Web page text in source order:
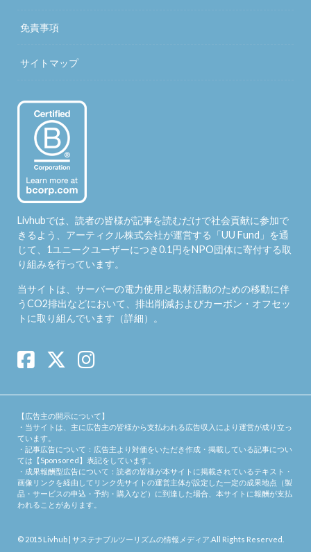
免責事項
サイトマップ
Livhubでは、読者の皆様が記事を読むだけで社会貢献に参加で
きるよう、アーティクル株式会社が運営する「UU Fund 」を通
じて、1ユニークユーザーにつき0.1円をNPO団体に寄付する取
り組みを行っています。
当サイトは、サーバーの電力使用と取材活動のための移動に伴
うCO2排出などにおいて、排出削減およびカーボン・オフセッ
トに取り組んでいます（詳細）。
【広告主の開示について】
・当サイトは、主に広告主の皆様から支払われる広告収入により運営が成り立っ
ています。
・記事広告について：広告主より対価をいただき作成・掲載している記事につい
ては【Sponsored】表記をしています。
・成果報酬型広告について：読者の皆様が本サイトに掲載されているテキスト・
画像リンクを経由してリンク先サイトの運営主体が設定した一定の成果地点（製
品・サービスの申込・予約・購入など）に到達した場合、本サイトに報酬が支払
われることがあります。
© 2015 Livhub | サステナブルツーリズムの情報メディア .All Rights Reserved.